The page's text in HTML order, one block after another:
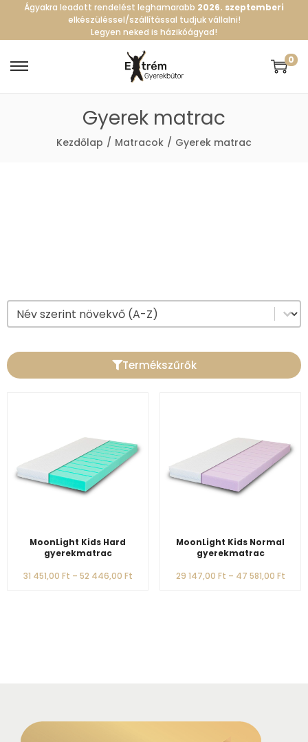
Ágyakra leadott rendelést leghamarabb 2026. szeptemberi
elkészüléssel/szállítással tudjuk vállalni!
Legyen neked is házikóágyad!
0
Gyerek matrac
Kezdőlap / Matracok / Gyerek matrac
Rendezés
Sort content
Termékszűrők
MoonLight Kids Hard
gyerekmatrac
31 451,00 Ft – 52 446,00 Ft
MoonLight Kids Normal
gyerekmatrac
29 147,00 Ft – 47 581,00 Ft